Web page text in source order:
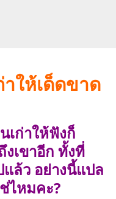
ให้เด็ดขาด
เก่าให้ฟังก็
เขาอีก ทั้งที่
ล้ว อย่างนี้แปล
ไหมคะ?